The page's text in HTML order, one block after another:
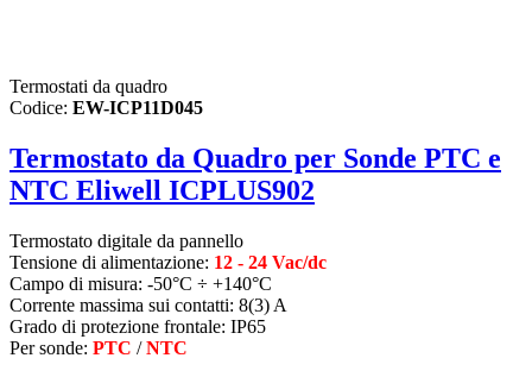
Termostati da quadro
Codice: EW-ICP11D045
Termostato da Quadro per Sonde PTC e
NTC Eliwell ICPLUS902
Termostato digitale da pannello
Tensione di alimentazione: 12 - 24 Vac/dc
Campo di misura: -50°C ÷ +140°C
Corrente massima sui contatti: 8(3) A
Grado di protezione frontale: IP65
Per sonde: PTC /NTC